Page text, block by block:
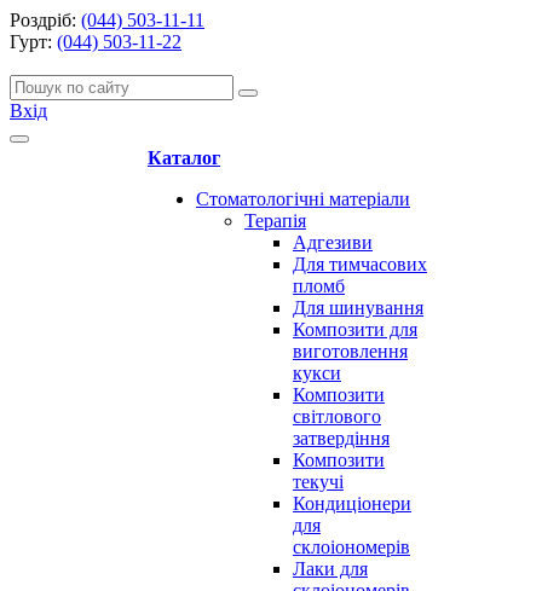
Роздріб: (044) 503-11-11
Гурт: (044) 503-11-22
Вхід
Каталог
Стоматологічні матеріали
Терапія
Адгезиви
Для тимчасових
пломб
Для шинування
Композити для
виготовлення
кукси
Композити
світлового
затвердіння
Композити
текучі
Кондиціонери
для
склоіономерів
Лаки для